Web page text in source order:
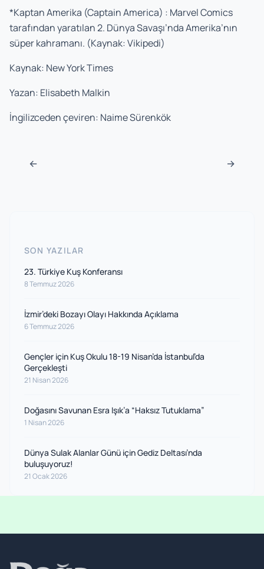
*Kaptan Amerika (Captain America) : Marvel Comics
tarafından yaratılan 2. Dünya Savaşı’nda Amerika’nın
süper kahramanı. (Kaynak: Vikipedi)
Kaynak: New York Times
Yazan: Elisabeth Malkin
İngilizceden çeviren: Naime Sürenkök
Navigasyon sonrası
← →
SON YAZILAR
23. Türkiye Kuş Konferansı
8 Temmuz 2026
İzmir’deki Bozayı Olayı Hakkında Açıklama
6 Temmuz 2026
Gençler için Kuş Okulu 18-19 Nisan’da İstanbul’da
Gerçekleşti
21 Nisan 2026
Doğasını Savunan Esra Işık’a “Haksız Tutuklama”
1 Nisan 2026
Dünya Sulak Alanlar Günü için Gediz Deltası’nda
buluşuyoruz!
21 Ocak 2026